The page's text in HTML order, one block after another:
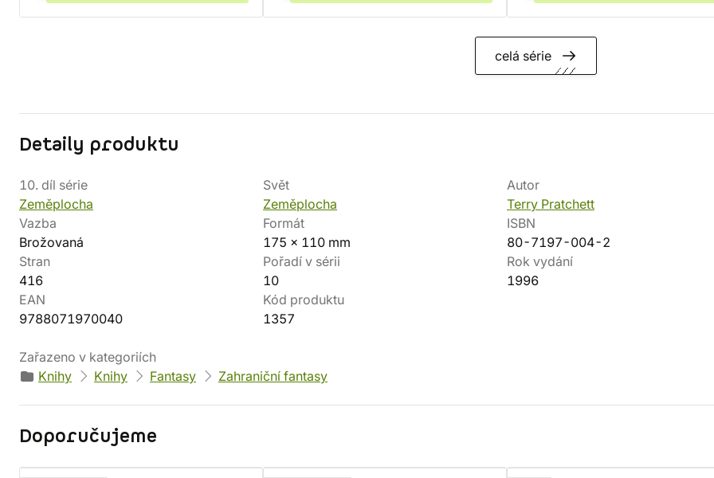
celá série
Detaily produktu
10. díl série
Zeměplocha
Svět
Zeměplocha
Autor
Terry Pratchett
Vazba
Brožovaná
Formát
175 x 110 mm
ISBN
80-7197-004-2
Stran
416
Pořadí v sérii
10
Rok vydání
1996
EAN
9788071970040
Kód produktu
1357
Zařazeno v kategoriích
Knihy
Knihy Fantasy Zahraniční fantasy
Doporučujeme